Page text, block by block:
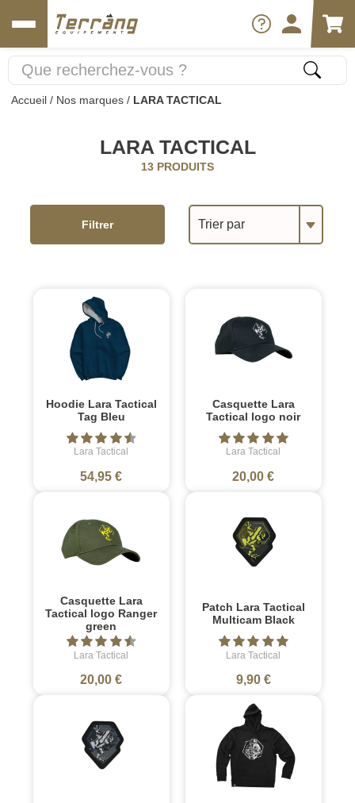
Accueil / Nos marques / LARA TACTICAL
LARA TACTICAL
13 PRODUITS
Trier par
Filtrer
Hoodie Lara Tactical
Tag Bleu
Lara Tactical
54,95 €
Casquette Lara
Tactical logo noir
Lara Tactical
20,00 €
Casquette Lara
Tactical logo Ranger
green
Lara Tactical
20,00 €
Patch Lara Tactical
Multicam Black
Lara Tactical
9,90 €